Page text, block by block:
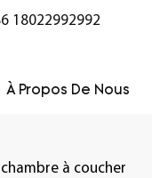
18022992992
À Propos De Nous
à coucher